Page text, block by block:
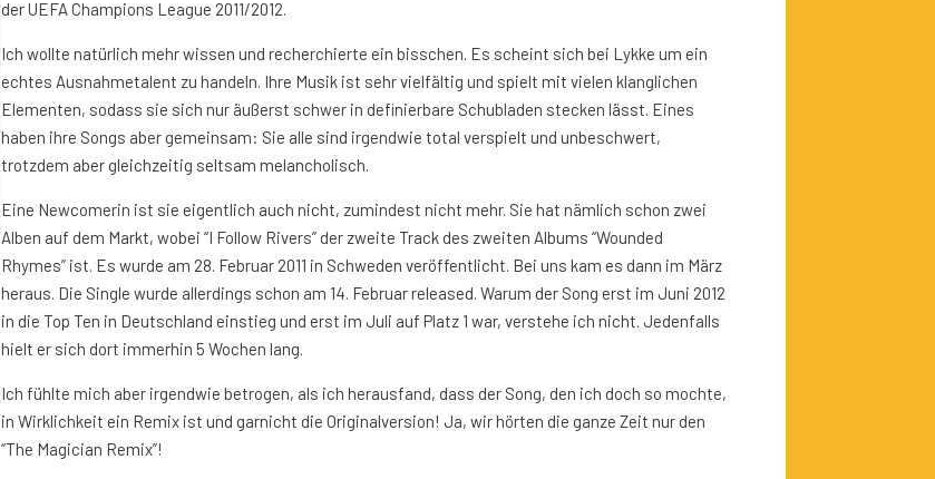
der UEFA Champions League 2011/2012.
Ich wollte natürlich mehr wissen und recherchierte ein bisschen. Es scheint sich bei Lykke um ein
echtes Ausnahmetalent zu handeln. Ihre Musik ist sehr vielfältig und spielt mit vielen klanglichen
Elementen, sodass sie sich nur äußerst schwer in definierbare Schubladen stecken lässt. Eines
haben ihre Songs aber gemeinsam: Sie alle sind irgendwie total verspielt und unbeschwert,
trotzdem aber gleichzeitig seltsam melancholisch.
Eine Newcomerin ist sie eigentlich auch nicht, zumindest nicht mehr. Sie hat nämlich schon zwei
Alben auf dem Markt, wobei “I Follow Rivers” der zweite Track des zweiten Albums “Wounded
Rhymes” ist. Es wurde am 28. Februar 2011 in Schweden veröffentlicht. Bei uns kam es dann im März
heraus. Die Single wurde allerdings schon am 14. Februar released. Warum der Song erst im Juni 2012
in die Top Ten in Deutschland einstieg und erst im Juli auf Platz 1 war, verstehe ich nicht. Jedenfalls
hielt er sich dort immerhin 5 Wochen lang.
Ich fühlte mich aber irgendwie betrogen, als ich herausfand, dass der Song, den ich doch so mochte,
in Wirklichkeit ein Remix ist und garnicht die Originalversion! Ja, wir hörten die ganze Zeit nur den
“The Magician Remix”!